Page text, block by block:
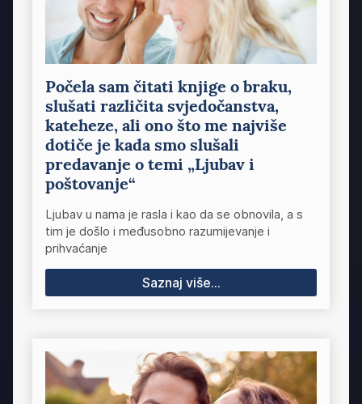
Počela sam čitati knjige o braku,
slušati različita svjedočanstva,
kateheze, ali ono što me najviše
dotiče je kada smo slušali
predavanje o temi „Ljubav i
poštovanje“
Ljubav u nama je rasla i kao da se obnovila, a s
tim je došlo i međusobno razumijevanje i
prihvaćanje
Saznaj više...